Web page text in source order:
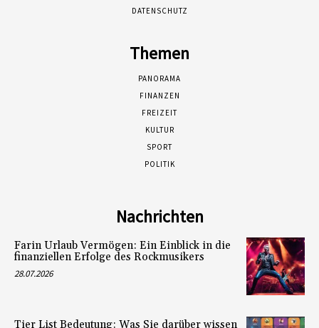
DATENSCHUTZ
Themen
PANORAMA
FINANZEN
FREIZEIT
KULTUR
SPORT
POLITIK
Nachrichten
Farin Urlaub Vermögen: Ein Einblick in die
finanziellen Erfolge des Rockmusikers
28.07.2026
Tier List Bedeutung: Was Sie darüber wissen